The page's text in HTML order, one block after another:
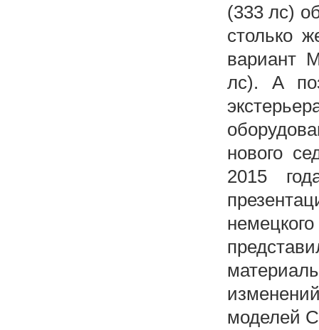
(333 лс)
столько
вариант
лс). А
нового
2015
моделей